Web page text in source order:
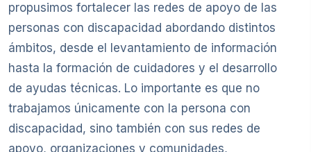
propusimos fortalecer las redes de apoyo de las
personas con discapacidad abordando distintos
ámbitos, desde el levantamiento de información
hasta la formación de cuidadores y el desarrollo
de ayudas técnicas. Lo importante es que no
trabajamos únicamente con la persona con
discapacidad, sino también con sus redes de
apoyo, organizaciones y comunidades,